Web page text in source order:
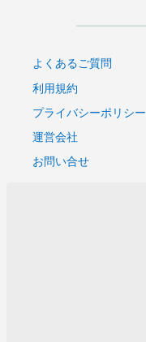
よくあるご質問
利用規約
プライバシーポリシー
運営会社
お問い合せ